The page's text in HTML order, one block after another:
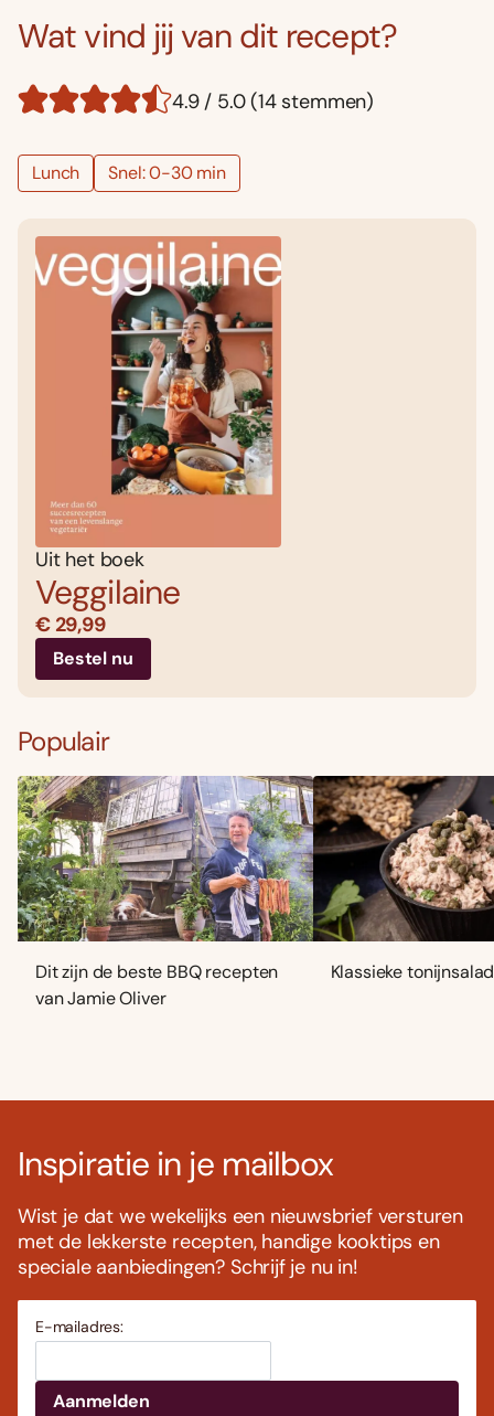
Wat vind jij van dit recept?
4.9 / 5.0 (14 stemmen)
Lunch Snel: 0-30 min
Uit het boek
Veggilaine
€ 29,99
Bestel nu
Populair
Dit zijn de beste BBQ recepten
van Jamie Oliver
Klassieke
Inspiratie in je mailbox
Wist je dat we wekelijks een nieuwsbrief versturen
met de lekkerste recepten, handige kooktips en
speciale aanbiedingen? Schrijf je nu in!
E-mailadres: